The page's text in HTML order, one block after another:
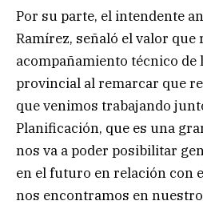
Por su parte, el intendente
Ramírez, señaló el valor que
acompañamiento técnico
provincial al remarcar que
que venimos trabajando
Planificación, que es una
nos va a poder posibilitar
en el futuro en relación con
nos encontramos en